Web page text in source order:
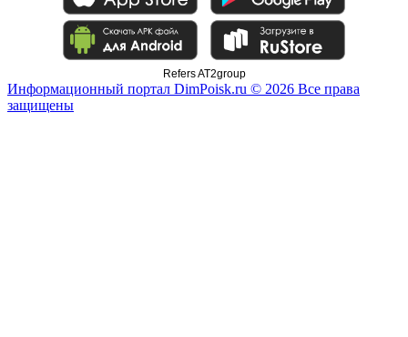
Refers AT2group
Информационный портал DimPoisk.ru © 2026 Все права
защищены